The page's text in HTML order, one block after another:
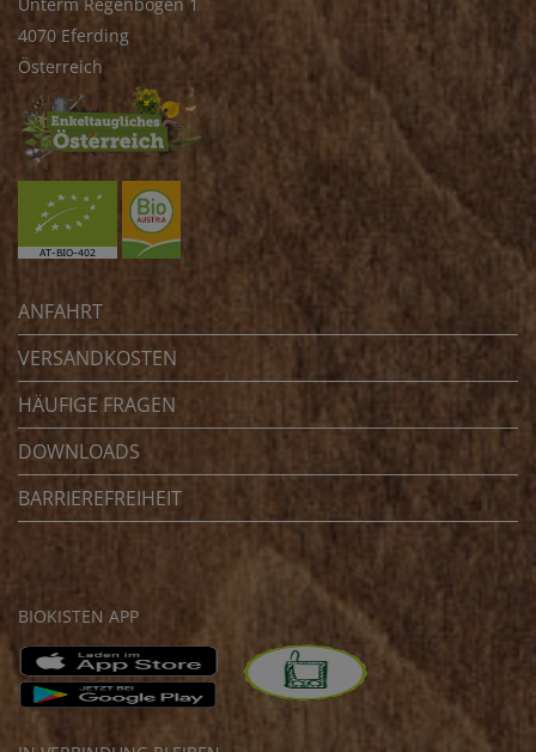
4070 Eferding
Österreich
ANFAHRT
VERSANDKOSTEN
HÄUFIGE FRAGEN
DOWNLOADS
BARRIEREFREIHEIT
BIOKISTEN APP